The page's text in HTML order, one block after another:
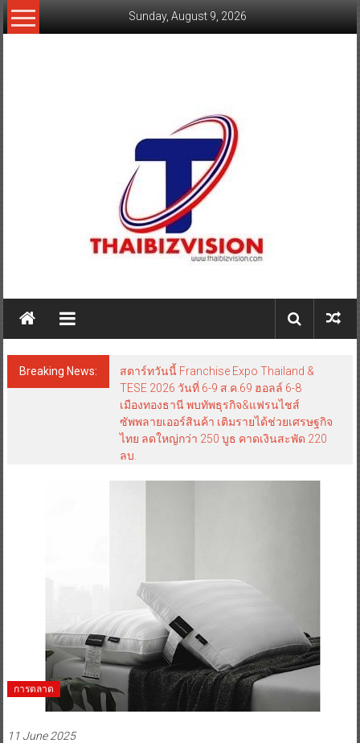
Skip
to
Sunday, August 9, 2026
Breaking News:
สตาร์ทวันนี้ Franchise Expo Thailand &
TESE 2026 วันที่ 6-9 ส.ค.69 ฮอลล์ 6-8
เมืองทองธานี พบทัพธุรกิจ&แฟรนไชส์
ซัพพลายเออร์สินค้า เติมรายได้ช่วยเศรษฐกิจ
ไทย ลดใหญ่กว่า 250 บูธ คาดเงินสะพัด 220
ลบ.
การตลาด
11 June 2025